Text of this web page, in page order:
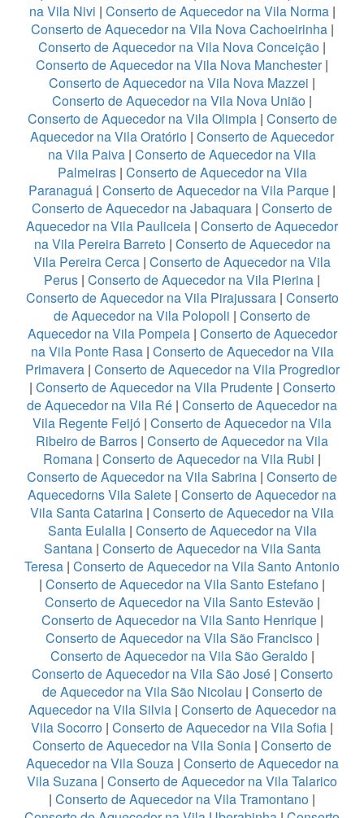
na Vila Nivi | Conserto de Aquecedor na Vila Norma|
Conserto de Aquecedor na Vila Nova Cachoeirinha|
Conserto de Aquecedor na Vila Nova Conceição |
Conserto de Aquecedor na Vila Nova Manchester|
Conserto de Aquecedor na Vila Nova Mazzei |
Conserto de Aquecedor na Vila Nova União |
Conserto de Aquecedor na Vila Olimpia| Conserto de
Aquecedor na Vila Oratório | Conserto de Aquecedor
na Vila Paiva | Conserto de Aquecedor na Vila
Palmeiras| Conserto de Aquecedor na Vila
Paranaguá | Conserto de Aquecedor na Vila Parque |
Conserto de Aquecedor na Jabaquara | Conserto de
Aquecedor na Vila Pauliceia | Conserto de Aquecedor
na Vila Pereira Barreto| Conserto de Aquecedor na
Vila Pereira Cerca | Conserto de Aquecedor na Vila
Perus | Conserto de Aquecedor na Vila Pierina |
Conserto de Aquecedor na Vila Pirajussara| Conserto
de Aquecedor na Vila Polopoli | Conserto de
Aquecedor na Vila Pompeia| Conserto de Aquecedor
na Vila Ponte Rasa| Conserto de Aquecedor na Vila
Primavera| Conserto de Aquecedor na Vila Progredior
| Conserto de Aquecedor na Vila Prudente| Conserto
de Aquecedor na Vila Ré | Conserto de Aquecedor na
Vila Regente Feijó | Conserto de Aquecedor na Vila
Ribeiro de Barros | Conserto de Aquecedor na Vila
Romana | Conserto de Aquecedor na Vila Rubi |
Conserto de Aquecedor na Vila Sabrina | Conserto de
Aquecedorns Vila Salete | Conserto de Aquecedor na
Vila Santa Catarina | Conserto de Aquecedor na Vila
Santa Eulalia| Conserto de Aquecedor na Vila
Santana| Conserto de Aquecedor na Vila Santa
Teresa | Conserto de Aquecedor na Vila Santo Antonio
| Conserto de Aquecedor na Vila Santo Estefano |
Conserto de Aquecedor na Vila Santo Estevão|
Conserto de Aquecedor na Vila Santo Henrique|
Conserto de Aquecedor na Vila São Francisco|
Conserto de Aquecedor na Vila São Geraldo|
Conserto de Aquecedor na Vila São José| Conserto
de Aquecedor na Vila São Nicolau | Conserto de
Aquecedor na Vila Silvia| Conserto de Aquecedor na
Vila Socorro | Conserto de Aquecedor na Vila Sofia |
Conserto de Aquecedor na Vila Sonia | Conserto de
Aquecedor na Vila Souza| Conserto de Aquecedor na
Vila Suzana | Conserto de Aquecedor na Vila Talarico
| Conserto de Aquecedor na Vila Tramontano |